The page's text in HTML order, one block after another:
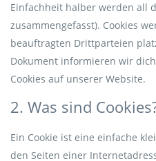
Einfachheit halber werden all
zusammengefasst). Cookies
beauftragten Drittparteien
Dokument informieren wir
Cookies auf unserer Website.
2. Was sind
Ein Cookie ist eine einfache
den Seiten einer